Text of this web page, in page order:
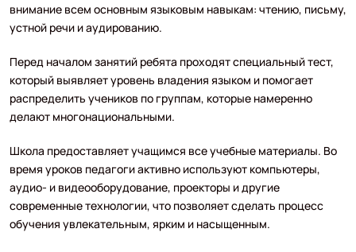
внимание всем основным языковым навыкам: чтению, письму,
устной речи и аудированию.
Перед началом занятий ребята проходят специальный тест,
который выявляет уровень владения языком и помогает
распределить учеников по группам, которые намеренно
делают многонациональными.
Школа предоставляет учащимся все учебные материалы. Во
время уроков педагоги активно используют компьютеры,
аудио- и видеооборудование, проекторы и другие
современные технологии, что позволяет сделать процесс
обучения увлекательным, ярким и насыщенным.